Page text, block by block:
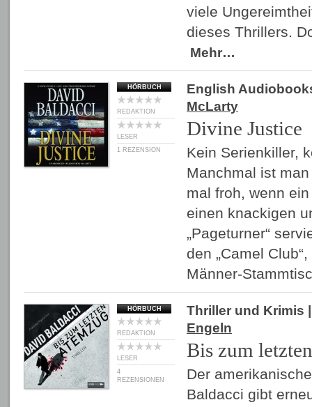
viele
dieses Thrillers.
Mehr…
HÖRBUCH
REDAKTION
LESER
1 REZENSION
English
McLarty
Divine Justice
Kein Serienkiller,
Manchmal ist
mal froh, wenn
einen knackigen
„Pageturner“
den „Camel
Männer-
HÖRBUCH
REDAKTION
LESER
4
REZENSIONEN
Thriller und Krimis
Engeln
Bis zum
Der
Baldacci gibt